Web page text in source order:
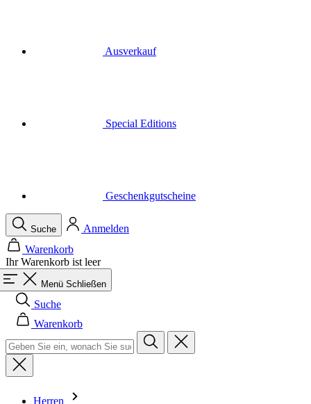
Ihr Warenkorb ist leer
Menü Schließen
Suche
Warenkorb
Herren
Alle in der Kategorie Herren